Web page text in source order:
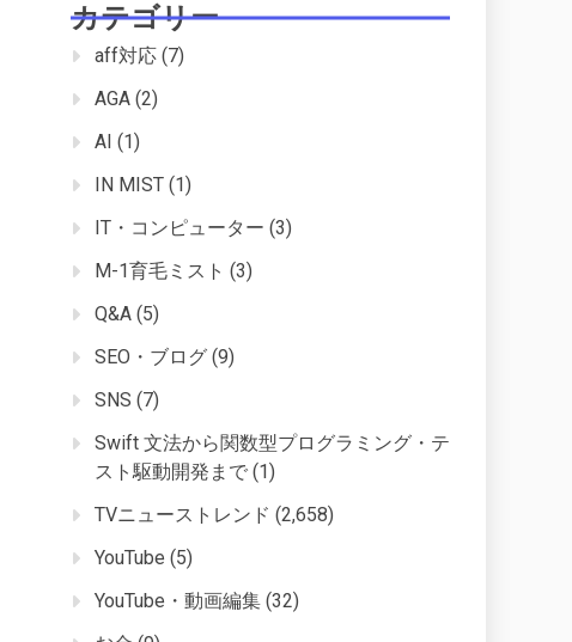
カテゴリー
aff対応 (7)
AGA (2)
AI (1)
IN MIST (1)
IT・コンピューター (3)
M-1育毛ミスト (3)
Q&A (5)
SEO・ブログ (9)
SNS (7)
Swift 文法から関数型プログラミング・テ
スト駆動開発まで (1)
TVニューストレンド (2,658)
YouTube (5)
YouTube・動画編集 (32)